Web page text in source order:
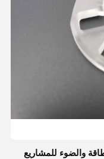
والضوء للمشاريع